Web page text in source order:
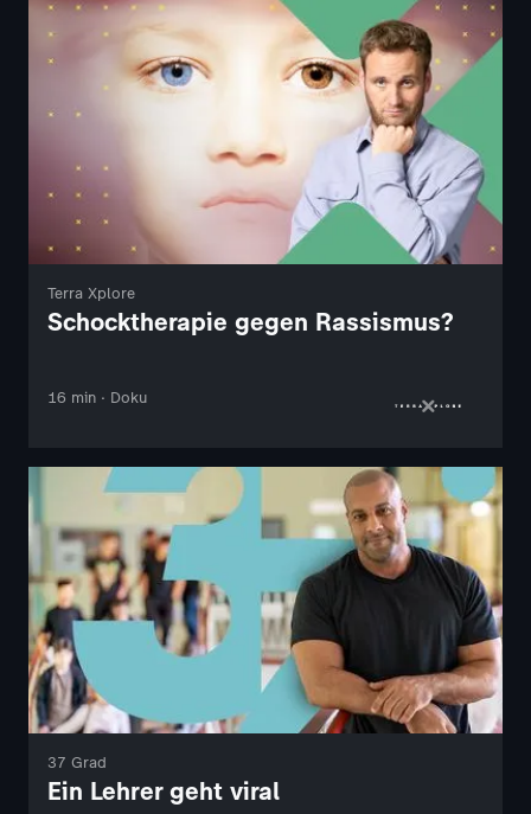
Terra Xplore
Schocktherapie gegen Rassismus?
16 min · Doku
37 Grad
Ein Lehrer geht viral